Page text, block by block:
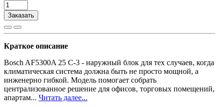
Заказать
Краткое описание
Bosch AF5300A 25 C-3 - наружный блок для тех случаев, когда
климатическая система должна быть не просто мощной, а
инженерно гибкой. Модель помогает собрать
централизованное решение для офисов, торговых помещений,
апартам... Читать далее...